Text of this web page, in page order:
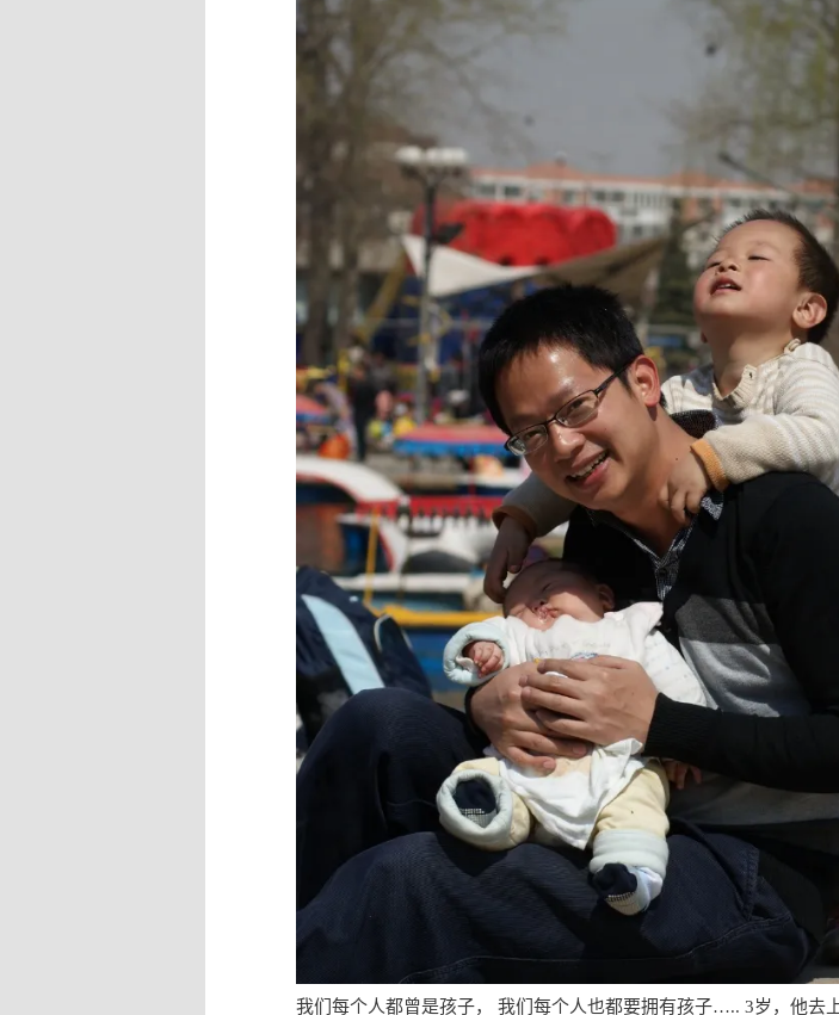
我们每个人都曾是孩子， 我们每个人也都要拥有孩子….. 3岁，他去